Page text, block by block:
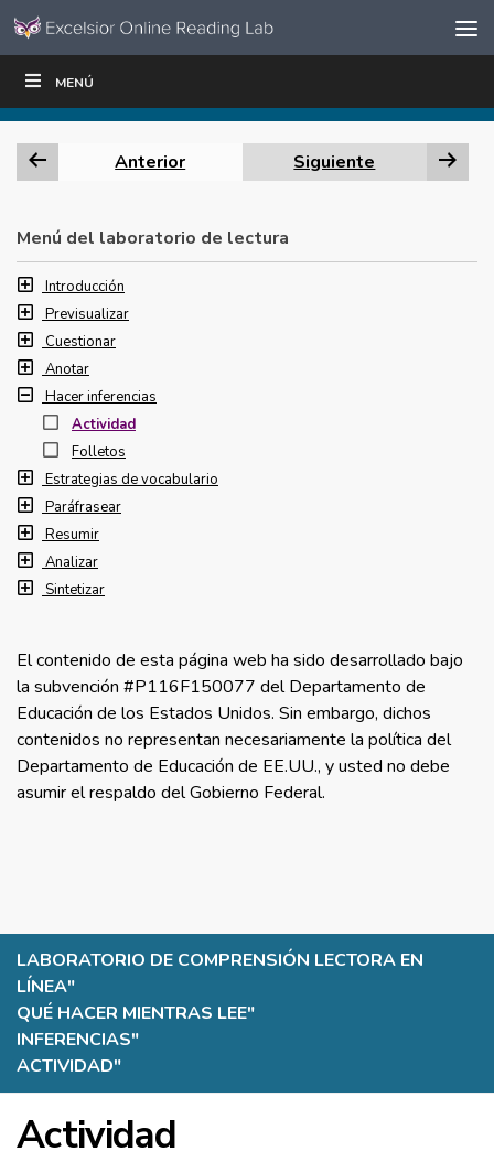
Ir al contenido
navegación
MENÚ
LABORATORIO DE COMPRENSIÓN LECTORA EN
LÍNEA"
QUÉ HACER MIENTRAS LEE"
INFERENCIAS"
ACTIVIDAD"
Actividad
ESCRIBIR
Anterior Siguiente
Menú del laboratorio de lectura
Introducción
Previsualizar
Cuestionar
Anotar
Hacer inferencias
Actividad
Folletos
Estrategias de vocabulario
Paráfrasear
Resumir
Analizar
Sintetizar
El contenido de esta página web ha sido desarrollado bajo
la subvención #P116F150077 del Departamento de
Educación de los Estados Unidos. Sin embargo, dichos
contenidos no representan necesariamente la política del
Departamento de Educación de EE.UU., y usted no debe
asumir el respaldo del Gobierno Federal.